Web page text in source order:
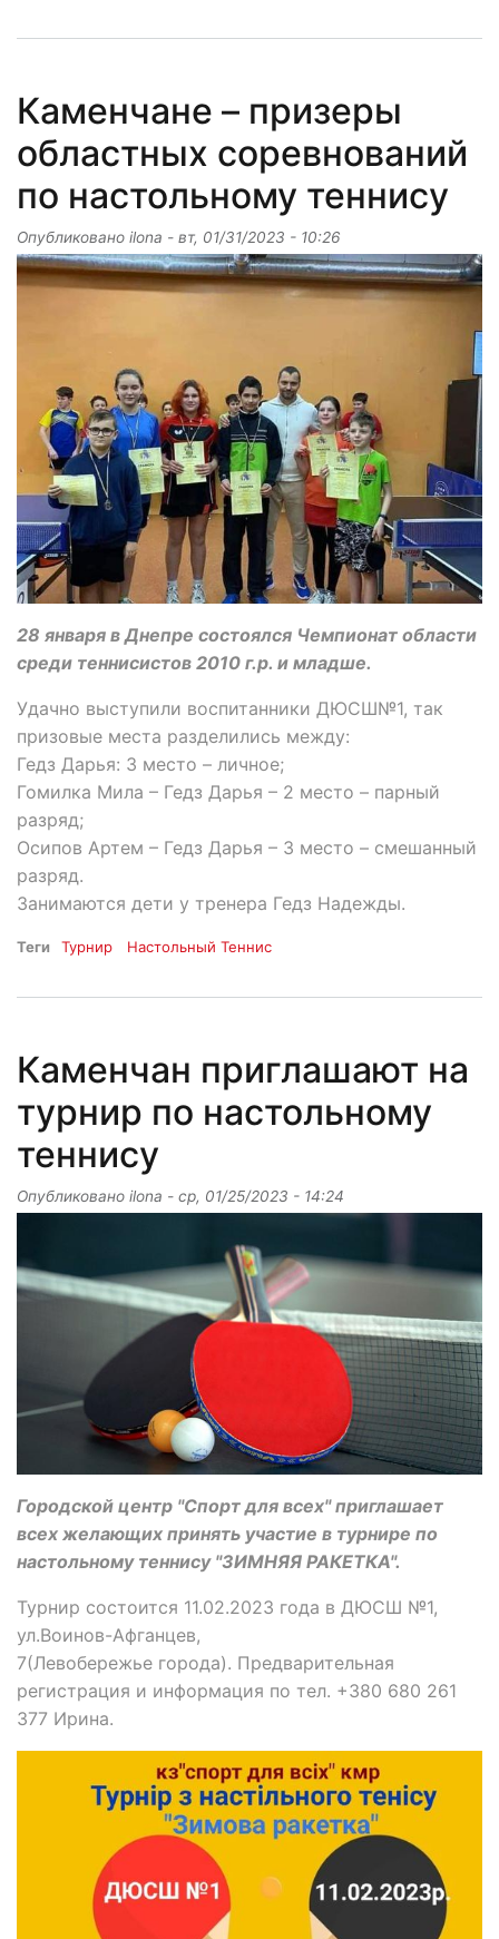
Каменчане – призеры
областных соревнований
по настольному теннису
Опубликовано ilona - вт, 01/31/2023 - 10:26
28 января в Днепре состоялся Чемпионат области
среди теннисистов 2010 г.р. и младше.
Удачно выступили воспитанники ДЮСШ№1, так
призовые места разделились между:
Гедз Дарья: 3 место – личное;
Гомилка Мила – Гедз Дарья – 2 место – парный
разряд;
Осипов Артем – Гедз Дарья – 3 место – смешанный
разряд.
Занимаются дети у тренера Гедз Надежды.
Теги Турнир Настольный Теннис
Каменчан приглашают на
турнир по настольному
теннису
Опубликовано ilona - ср, 01/25/2023 - 14:24
Городской центр "Спорт для всех" приглашает
всех желающих принять участие в турнире по
настольному теннису "ЗИМНЯЯ РАКЕТКА".
Турнир состоится 11.02.2023 года в ДЮСШ №1,
ул.Воинов-Афганцев,
7(Левобережье города). Предварительная
регистрация и информация по тел. +380 680 261
377 Ирина.